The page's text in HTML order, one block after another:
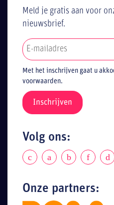
Meld je gratis aan voor
nieuwsbrief.
Met het inschrijven gaat u
voorwaarden.
Volg ons:
Onze partners: